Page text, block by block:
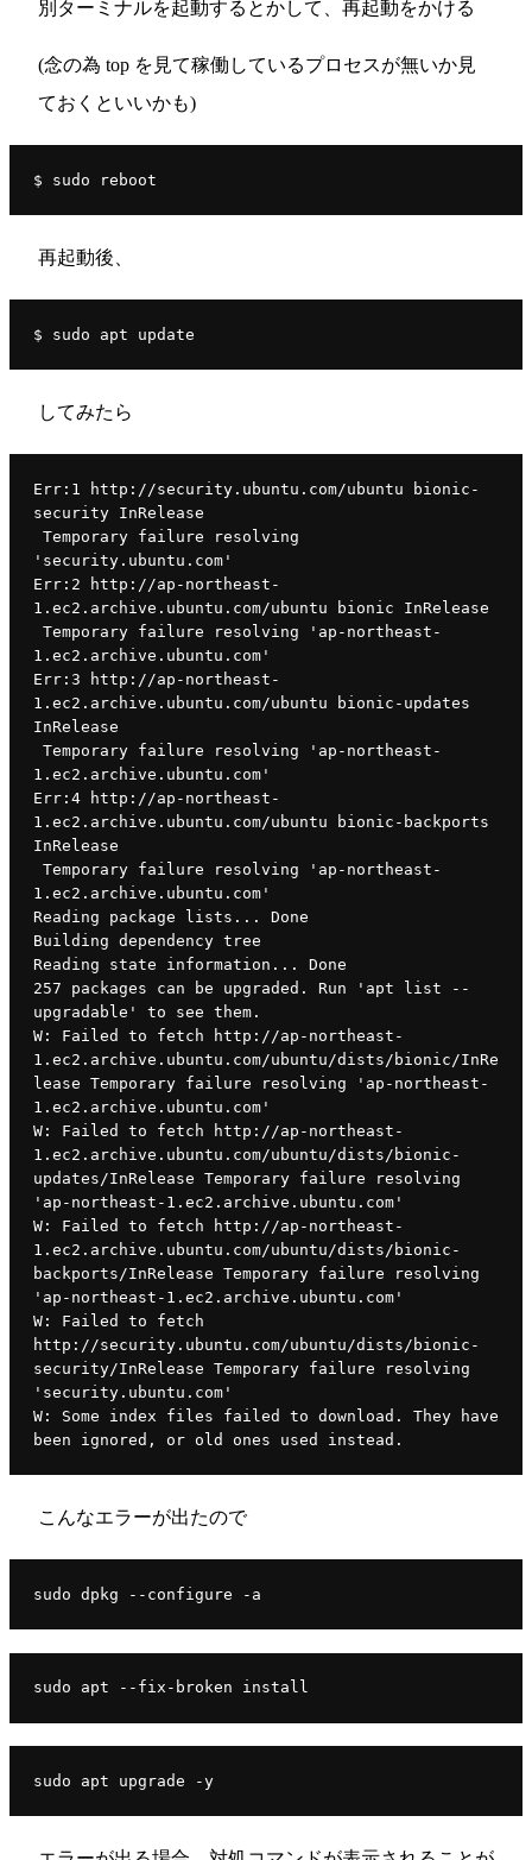
別ターミナルを起動するとかして、再起動をかける
(念の為 top を見て稼働しているプロセスが無いか見
ておくといいかも)
$ sudo reboot
再起動後、
$ sudo apt update
してみたら
Err:1 http://security.ubuntu.com/ubuntu bionic-
security InRelease
'security.ubuntu.com'
Err:2 http://ap-northeast-
1.ec2.archive.ubuntu.com/ubuntu bionic InRelease
1.ec2.archive.ubuntu.com'
Err:3 http://ap-northeast-
1.ec2.archive.ubuntu.com/ubuntu bionic-updates
InRelease
1.ec2.archive.ubuntu.com'
Err:4 http://ap-northeast-
1.ec2.archive.ubuntu.com/ubuntu bionic-backports
InRelease
1.ec2.archive.ubuntu.com'
Reading package lists... Done
Building dependency tree
Reading state information... Done
257 packages can be upgraded. Run 'apt list --
upgradable' to see them.
W: Failed to fetch http://ap-northeast-
1.ec2.archive.ubuntu.com/ubuntu/dists/bionic/InRe
lease Temporary failure resolving 'ap-northeast-
1.ec2.archive.ubuntu.com'
W: Failed to fetch http://ap-northeast-
1.ec2.archive.ubuntu.com/ubuntu/dists/bionic-
updates/InRelease Temporary failure resolving
'ap-northeast-1.ec2.archive.ubuntu.com'
W: Failed to fetch http://ap-northeast-
1.ec2.archive.ubuntu.com/ubuntu/dists/bionic-
backports/InRelease Temporary failure resolving
'ap-northeast-1.ec2.archive.ubuntu.com'
W: Failed to fetch
http://security.ubuntu.com/ubuntu/dists/bionic-
security/InRelease Temporary failure resolving
'security.ubuntu.com'
W: Some index files failed to download. They have
been ignored, or old ones used instead.
こんなエラーが出たので
sudo dpkg --configure -a
sudo apt --fix-broken install
sudo apt upgrade -y